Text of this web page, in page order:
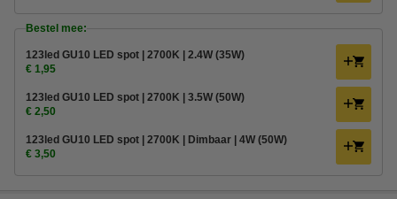
Bestel mee:
123led GU10 LED spot | 2700K | 2.4W (35W)
€ 1,95
123led GU10 LED spot | 2700K | 3.5W (50W)
€ 2,50
123led GU10 LED spot | 2700K | Dimbaar | 4W (50W)
€ 3,50